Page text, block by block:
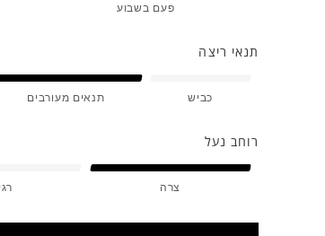
פעם בשבוע
תנאי ריצה
כביש תנאים מעורבים
רוחב נעל
צרה